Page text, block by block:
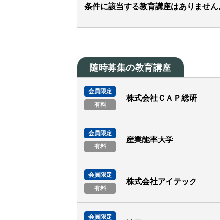
条件に該当する教育講座はありません
随時募集の教育講座
会員限定
有料
株式会社ＣＡＰ総研
会員限定
有料
産業能率大学
会員限定
有料
株式会社アイテック
会員限定